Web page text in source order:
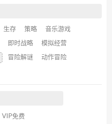
生存 策略 音乐游戏
即时战略 模拟经营
冒险解谜 动作冒险
VIP免费